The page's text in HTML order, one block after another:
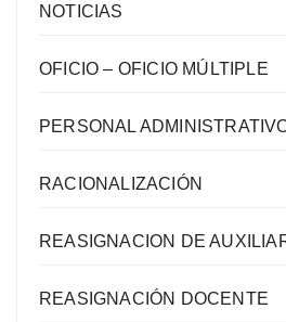
NOTICIAS
OFICIO – OFICIO MÚLTIPLE
PERSONAL
RACIONALIZACIÓN
REASIGNACION DE
REASIGNACIÓN DOCENTE